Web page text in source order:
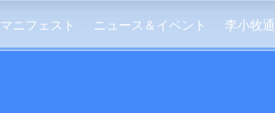
マニフェスト ニュース＆イベント 李小牧